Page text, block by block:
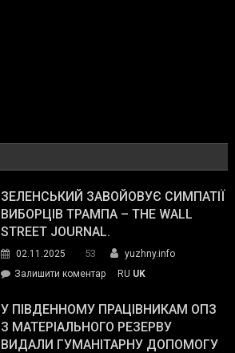
ЗЕЛЕНСЬКИЙ ЗАВОЙОВУЄ СИМПАТІЇ
ВИБОРЦІВ ТРАМПА – THE WALL
STREET JOURNAL.
02.11.2025 53
yuzhny.info
Залишити коментарon
завойовує
симпатії
виборців
RU UK
У ПІВДЕННОМУ ПРАЦІВНИКАМ ОПЗ
З МАТЕРІАЛЬНОГО РЕЗЕРВУ
ВИДАЛИ ГУМАНІТАРНУ ДОПОМОГУ